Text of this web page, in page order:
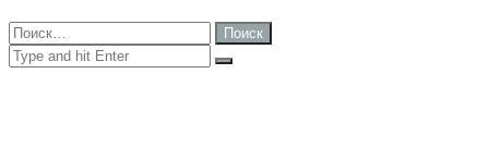
Close
Найти:
Close
Search